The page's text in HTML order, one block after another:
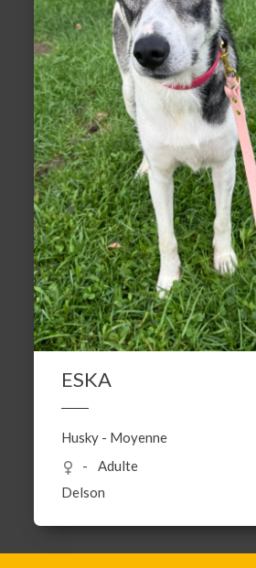
ESKA
Husky - Moyenne
Adulte
Delson